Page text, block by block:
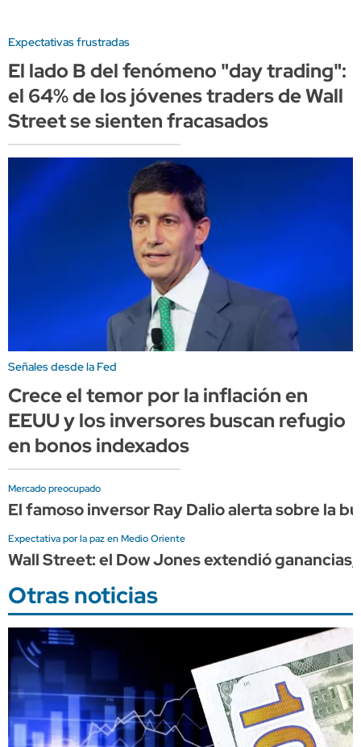
Expectativas frustradas
El lado B del fenómeno "day trading":
el 64% de los jóvenes traders de Wall
Street se sienten fracasados
Señales desde la Fed
Crece el temor por la inflación en
EEUU y los inversores buscan refugio
en bonos indexados
Mercado preocupado
El famoso inversor Ray Dalio alerta sobre la
Expectativa por la paz en Medio Oriente
Wall Street: el Dow Jones extendió
Otras noticias